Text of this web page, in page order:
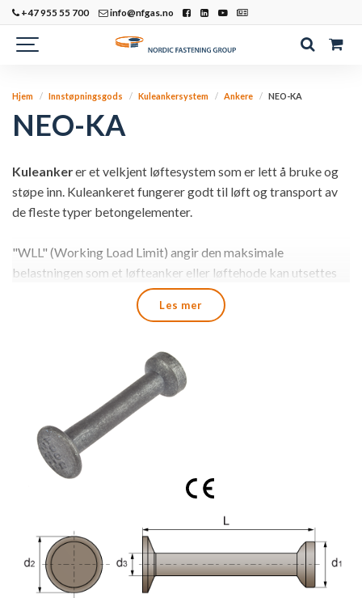
+47 955 55 700 info@nfgas.no
Hjem Innstøpningsgods Kuleankersystem Ankere NEO-KA
NEO-KA
Kuleankerer et velkjent løftesystem som er lett å bruke og
støpe inn. Kuleankeret fungerer godt til løft og transport av
de fleste typer betongelementer.
"WLL" (Working Load Limit) angir den maksimale
belastningen som et løfteanker eller løftehode kan utsettes
for. For løftkapasitet når ankeret er innstøpt i betong, se
respektive håndteringsblad og hensynta angitte
Basta-registrering for NEO-KA
Les mer